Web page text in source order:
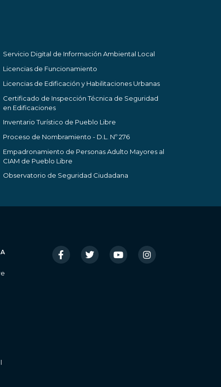
Servicio Digital de Información Ambiental Local
Licencias de Funcionamiento
Licencias de Edificación y Habilitaciones Urbanas
Certificado de Inspección Técnica de Seguridad
en Edificaciones
Inventario Turístico de Pueblo Libre
Proceso de Nombramiento - D.L. Nº 276
Empadronamiento de Personas Adulto Mayores al
CIAM de Pueblo Libre
Observatorio de Seguridad Ciudadana